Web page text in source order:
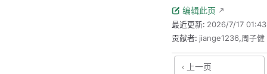
编辑此页
最近更新: 2026/7/17 01:43
贡献者: jiange1236,周子健
上一页